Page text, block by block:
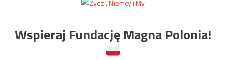
Wspieraj Fundację Magna Polonia!